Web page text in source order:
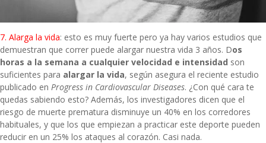
7. Alarga la vida: esto es muy fuerte pero ya hay varios estudios que
demuestran que correr puede alargar nuestra vida 3 años. Dos
horas a la semana a cualquier velocidad e intensidad son
suficientes para alargar la vida, según asegura el reciente estudio
publicado en Progress in Cardiovascular Diseases. ¿Con qué cara te
quedas sabiendo esto? Además, los investigadores dicen que el
riesgo de muerte prematura disminuye un 40% en los corredores
habituales, y que los que empiezan a practicar este deporte pueden
reducir en un 25% los ataques al corazón. Casi nada.